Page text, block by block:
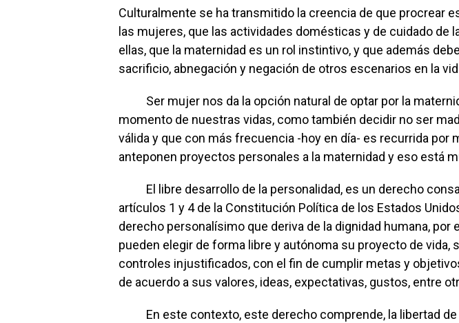
Culturalmente se ha transmitido la creencia de que procrear
las mujeres, que las actividades domésticas y de cuidado de
ellas, que la maternidad es un rol instintivo, y que además
sacrificio, abnegación y negación de otros escenarios en la
Ser mujer nos da la opción natural de optar por la
momento de nuestras vidas, como también decidir no ser
válida y que con más frecuencia -hoy en día- es recurrida por
anteponen proyectos personales a la maternidad y eso está
El libre desarrollo de la personalidad, es un derecho
artículos 1 y 4 de la Constitución Política de los Estados
derecho personalísimo que deriva de la dignidad humana, por
pueden elegir de forma libre y autónoma su proyecto de vida,
controles injustificados, con el fin de cumplir metas y
de acuerdo a sus valores, ideas, expectativas, gustos, entre
En este contexto, este derecho comprende, la libertad de